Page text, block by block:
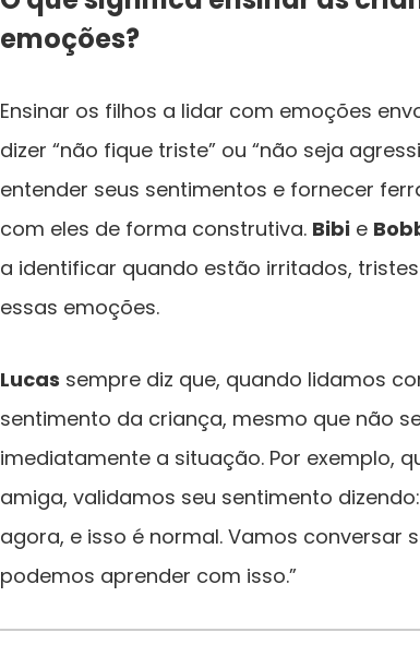
emoções?
Ensinar os filhos a lidar com emoções
dizer “não fique triste” ou “não seja
entender seus sentimentos e fornecer
com eles de forma construtiva. Bibi e
a identificar quando estão irritados,
essas emoções.
Lucas sempre diz que, quando lidamos
sentimento da criança, mesmo que não
imediatamente a situação. Por exemplo,
amiga, validamos seu sentimento
agora, e isso é normal. Vamos conversar
podemos aprender com isso.”